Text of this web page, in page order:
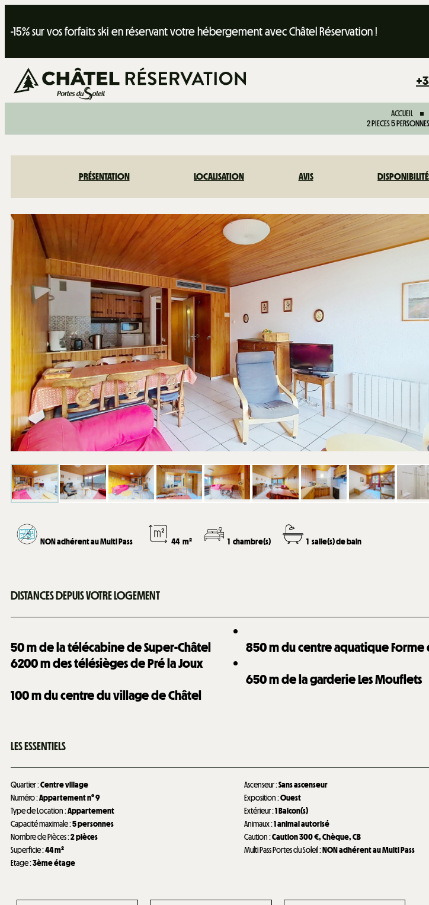
-15% sur vos forfaits ski en réservant votre hébergement avec Châtel Réservation !
ACCUEIL
2 PIECES 5 PERSONNES
PRÉSENTATION LOCALISATION AVIS
NON adhérent au Multi Pass 44 m² 1 chambre(s) 1 salle(s) de bain
DISTANCES DEPUIS VOTRE LOGEMENT
50m de la télécabine de Super-Châtel
6200m des télésièges de Pré la Joux
100m du centre du village de Châtel
850m du centre aquatique Forme
650m de la garderie Les Mouflets
LES ESSENTIELS
Quartier:Centre village
Numéro:Appartement n°9
Type de Location:Appartement
Capacité maximale:5 personnes
Nombre de Pièces:2 pièces
Superficie:44m²
Etage:3ème étage
Ascenseur:Sans ascenseur
Exposition:Ouest
Extérieur:1Balcon(s)
Animaux:1 animal autorisé
Caution:Caution300 € Chèque CB
Multi Pass Portes du Soleil :NON adhérent au Multi Pass